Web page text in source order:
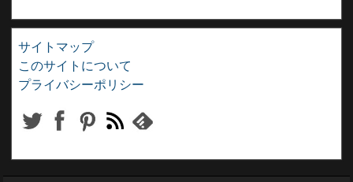
サイトマップ
このサイトについて
プライバシーポリシー